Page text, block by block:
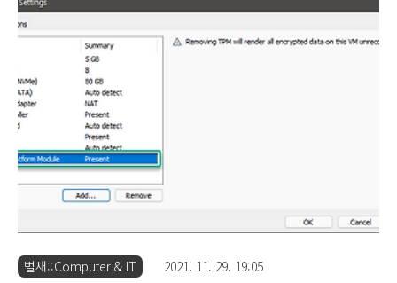
내용을 살펴보면 외부에서 접속할 수 있는 DB 서버 계정(MSSQL,
MYSQL, ERP, 회계 관련 솔루션 등)을 무작위 대입 공격(Brute
Force Attack)을 통해 계정 접속에 성공하여 랜섬웨어 공격이 이루
어진다는 내용입니다. 특히 MSSQL의 경우 기본 관리자 계정명(sa)
을 그대로 사용하거나 비활성화하지 않을 경우 외부에서는 유추 가
능한 계정명이므로 비밀번호만 자..
벌새::Computer & IT 2021. 11. 29. 19:05